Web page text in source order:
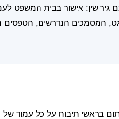
אישור בבית המשפט
המסמכים הנדרשים, הטפסים
בראשי תיבות על כל עמוד